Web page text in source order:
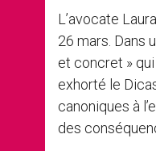
L’avocate
26 mars. Dans
et concret » qui
exhorté le
canoniques à
des